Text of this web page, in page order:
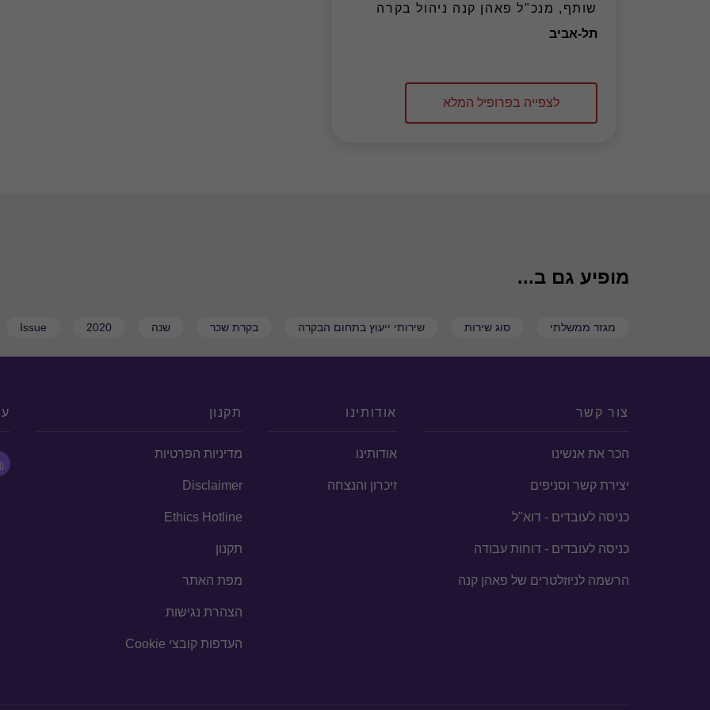
שותף, מנכ"ל פאהן קנה ניהול בקרה
תל-אביב
לצפייה בפרופיל המלא
מופיע גם ב...
מגזר ממשלתי סוג שירות שירותי ייעוץ בתחום הבקרה בקרת שכר שנה 2020
Issue
צור קשר
הכר את אנשינו
יצירת קשר וסניפים
כניסה לעובדים - דוא"ל
כניסה לעובדים - דוחות עבודה
הרשמה לניוזלטרים של פאהן קנה
אודותינו
אודותינו
זיכרון והנצחה
תקנון
מדיניות הפרטיות
Disclaimer
Ethics Hotline
תקנון
מפת האתר
הצהרת נגישות
העדפות קובצי Cookie